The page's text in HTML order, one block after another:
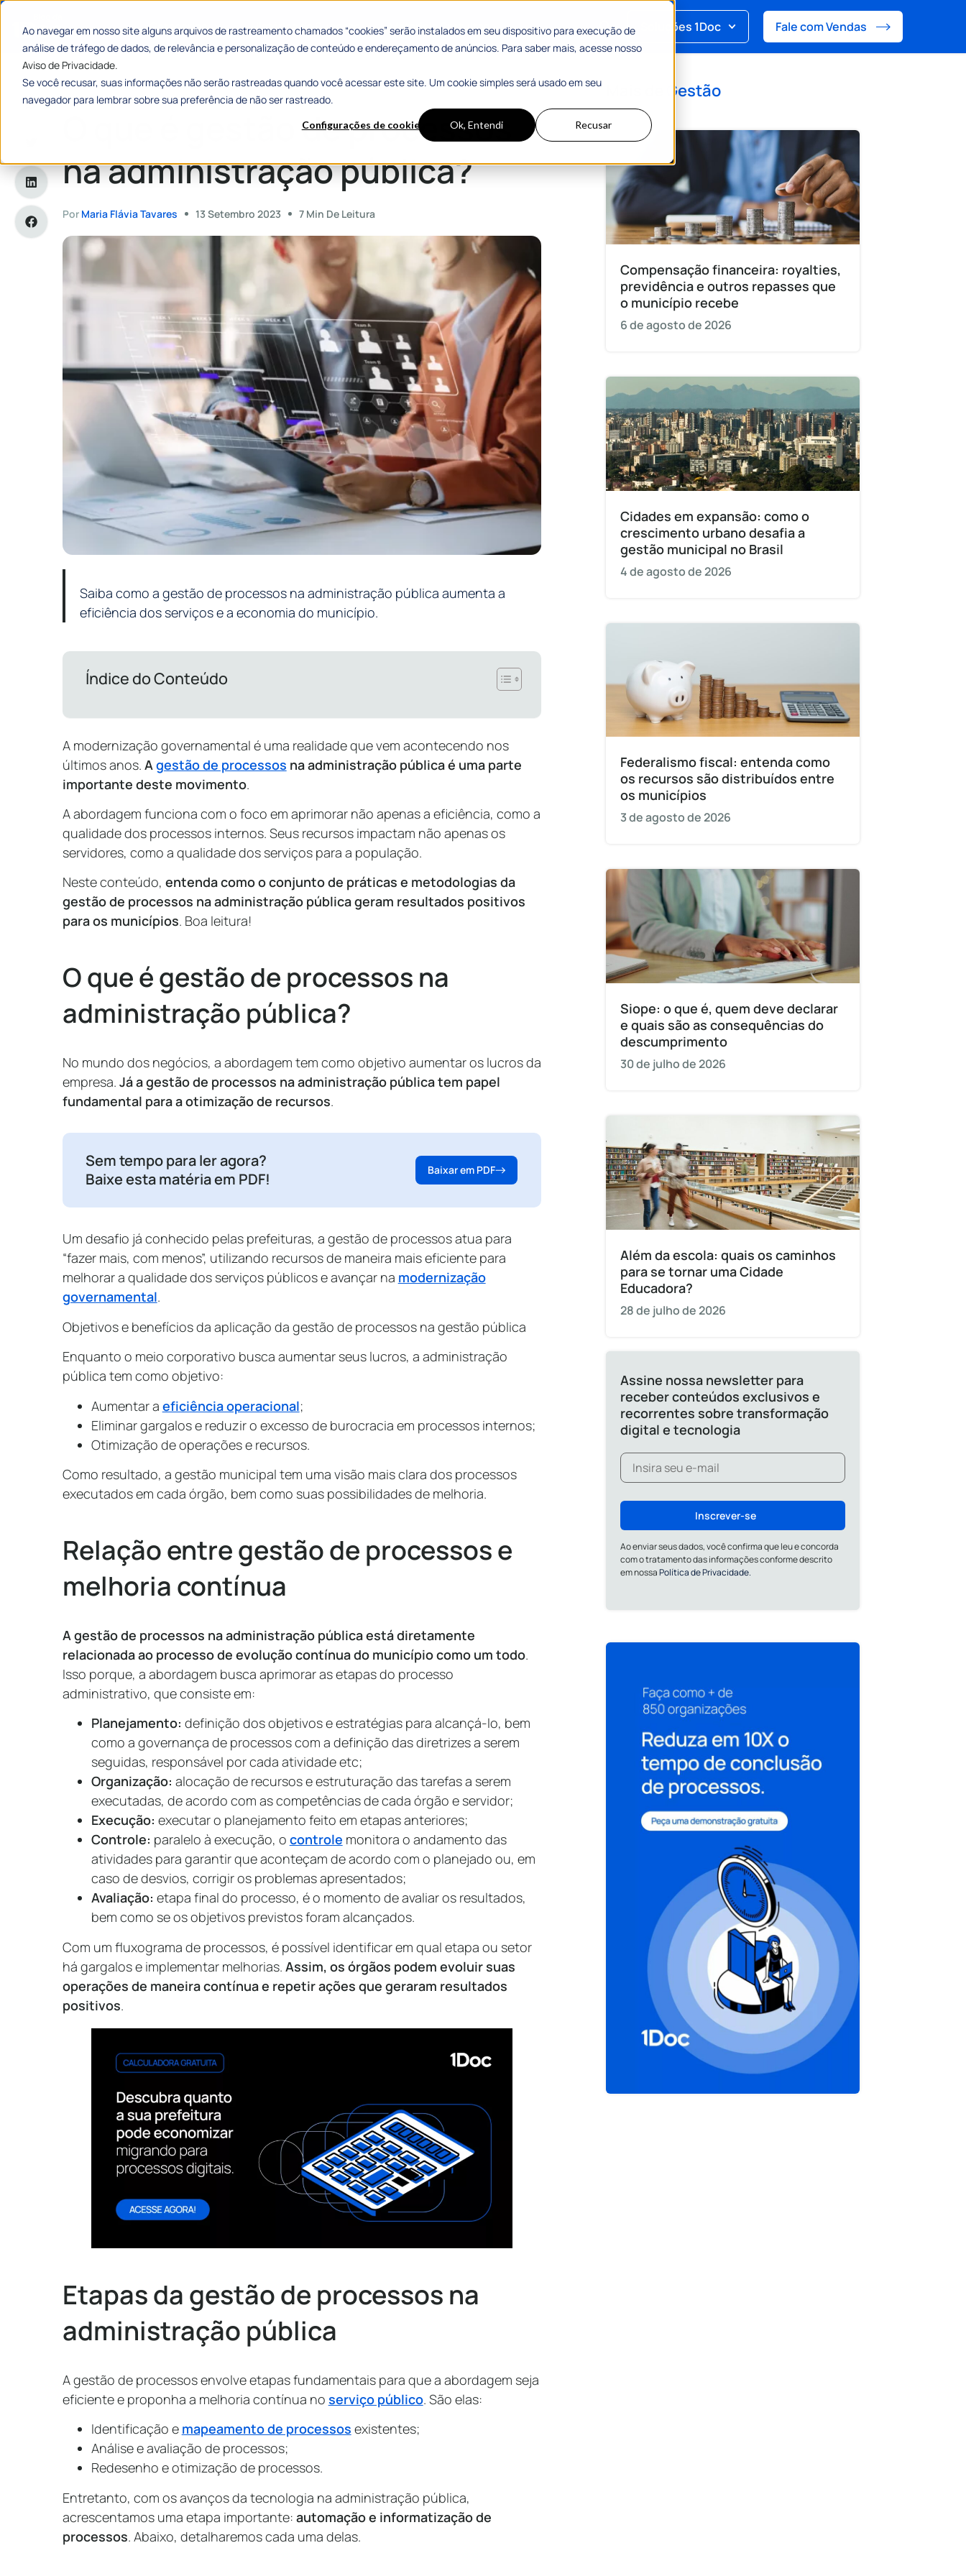
Ao navegar em nosso site alguns arquivos de rastreamento chamados “cookies” serão instalados em seu dispositivo para execução de
análise de tráfego de dados, de relevância e personalização de conteúdo e endereçamento de anúncios. Para saber mais, acesse nosso
Aviso de Privacidade.
Se você recusar, suas informações não serão rastreadas quando você acessar este site. Um cookie simples será usado em seu
navegador para lembrar sobre sua preferência de não ser rastreado.
Configurações de cookies Ok, Entendi Recusar
Categorias Histórias de Sucesso Materiais Gratuitos Soluções 1Doc Fale com Vendas
Home»O que é gestão de processos na administração pública?
O que é gestão de processos
na administração pública?
Por Maria Flávia Tavares 13 Setembro 2023 7 Min De Leitura
Saiba como a gestão de processos na administração pública aumenta a
eficiência dos serviços e a economia do município.
Índice do Conteúdo
A modernização governamental é uma realidade que vem acontecendo nos
últimos anos. A gestão de processos na administração pública é uma parte
importante deste movimento.
A abordagem funciona com o foco em aprimorar não apenas a eficiência, como a
qualidade dos processos internos. Seus recursos impactam não apenas os
servidores, como a qualidade dos serviços para a população.
Neste conteúdo, entenda como o conjunto de práticas e metodologias da
gestão de processos na administração pública geram resultados positivos
para os municípios. Boa leitura!
O que é gestão de processos na
administração pública?
No mundo dos negócios, a abordagem tem como objetivo aumentar os lucros da
empresa. Já a gestão de processos na administração pública tem papel
fundamental para a otimização de recursos.
Sem tempo para ler agora?
Baixe esta matéria em PDF!
Baixar em PDF
Um desafio já conhecido pelas prefeituras, a gestão de processos atua para
“fazer mais, com menos”, utilizando recursos de maneira mais eficiente para
melhorar a qualidade dos serviços públicos e avançar na modernização
governamental.
Objetivos e benefícios da aplicação da gestão de processos na gestão pública
Enquanto o meio corporativo busca aumentar seus lucros, a administração
pública tem como objetivo:
Aumentar a eficiência operacional;
Eliminar gargalos e reduzir o excesso de burocracia em processos internos;
Otimização de operações e recursos.
Como resultado, a gestão municipal tem uma visão mais clara dos processos
executados em cada órgão, bem como suas possibilidades de melhoria.
Relação entre gestão de processos e
melhoria contínua
A gestão de processos na administração pública está diretamente
relacionada ao processo de evolução contínua do município como um todo.
Isso porque, a abordagem busca aprimorar as etapas do processo
administrativo, que consiste em:
Planejamento: definição dos objetivos e estratégias para alcançá-lo, bem
como a governança de processos com a definição das diretrizes a serem
seguidas, responsável por cada atividade etc;
Organização: alocação de recursos e estruturação das tarefas a serem
executadas, de acordo com as competências de cada órgão e servidor;
Execução: executar o planejamento feito em etapas anteriores;
Controle: paralelo à execução, o controle monitora o andamento das
atividades para garantir que aconteçam de acordo com o planejado ou, em
caso de desvios, corrigir os problemas apresentados;
Avaliação: etapa final do processo, é o momento de avaliar os resultados,
bem como se os objetivos previstos foram alcançados.
Com um fluxograma de processos, é possível identificar em qual etapa ou setor
há gargalos e implementar melhorias. Assim, os órgãos podem evoluir suas
operações de maneira contínua e repetir ações que geraram resultados
positivos.
Etapas da gestão de processos na
administração pública
A gestão de processos envolve etapas fundamentais para que a abordagem seja
eficiente e proponha a melhoria contínua no serviço público. São elas:
Identificação e mapeamento de processos existentes;
Análise e avaliação de processos;
Redesenho e otimização de processos.
Entretanto, com os avanços da tecnologia na administração pública,
acrescentamos uma etapa importante: automação e informatização de
processos. Abaixo, detalharemos cada uma delas.
Gestão
Compensação financeira: royalties,
previdência e outros repasses que
o município recebe
6 de agosto de 2026
Cidades em expansão: como o
crescimento urbano desafia a
gestão municipal no Brasil
4 de agosto de 2026
Federalismo fiscal: entenda como
os recursos são distribuídos entre
os municípios
3 de agosto de 2026
Siope: o que é, quem deve declarar
e quais são as consequências do
descumprimento
30 de julho de 2026
Além da escola: quais os caminhos
para se tornar uma Cidade
Educadora?
28 de julho de 2026
Assine nossa newsletter para
receber conteúdos exclusivos e
recorrentes sobre transformação
digital e tecnologia
Inscrever-se
Ao enviar seus dados, você confirma que leu e concorda
com o tratamento das informações conforme descrito
em nossaPolítica de Privacidade.